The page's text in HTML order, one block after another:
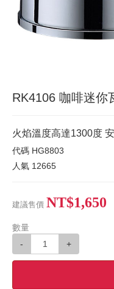
RK4106 咖啡迷你
火焰溫度高達1300度
代碼 HG8803
人氣 12665
建議售價 NT$1,650
數量
-
+